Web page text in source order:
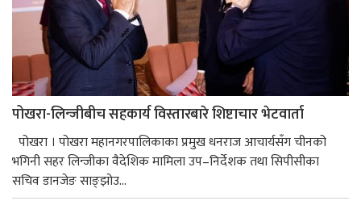
पोखरा-लिन्जीबीच सहकार्य विस्तारबारे शिष्टाचार भेटवार्ता
पोखरा । पोखरा महानगरपालिकाका प्रमुख धनराज आचार्यसँग चीनको
भगिनी सहर लिन्जीका वैदेशिक मामिला उप–निर्देशक तथा सिपीसीका
सचिव डानजेङ साङ्झोउ...